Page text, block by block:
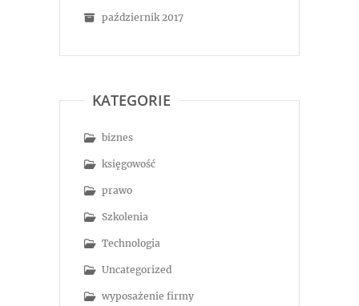
październik 2017
KATEGORIE
biznes
księgowość
prawo
Szkolenia
Technologia
Uncategorized
wyposażenie firmy